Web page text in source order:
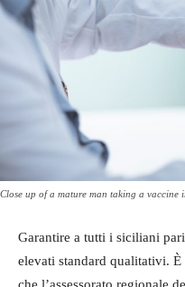
Close up of a mature man taking a vaccine
Garantire a tutti i siciliani
elevati standard qualitativi.